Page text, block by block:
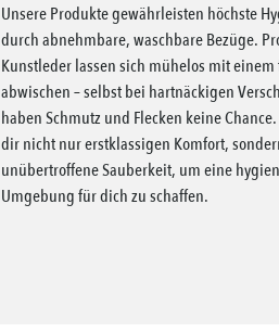
Unsere Produkte gewährleisten höchste
durch abnehmbare, waschbare Bezüge.
Kunstleder lassen sich mühelos mit einem
abwischen – selbst bei hartnäckigen
haben Schmutz und Flecken keine
dir nicht nur erstklassigen Komfort,
unübertroffene Sauberkeit, um eine
Umgebung für dich zu schaffen.